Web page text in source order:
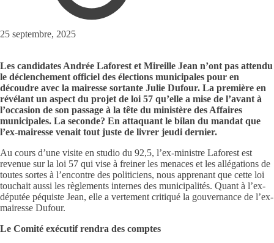
25 septembre, 2025
Les candidates Andrée Laforest et Mireille Jean n’ont pas attendu
le déclenchement officiel des élections municipales pour en
découdre avec la mairesse sortante Julie Dufour. La première en
révélant un aspect du projet de loi 57 qu’elle a mise de l’avant à
l’occasion de son passage à la tête du ministère des Affaires
municipales. La seconde? En attaquant le bilan du mandat que
l’ex-mairesse venait tout juste de livrer jeudi dernier.
Au cours d’une visite en studio du 92,5, l’ex-ministre Laforest est
revenue sur la loi 57 qui vise à freiner les menaces et les allégations de
toutes sortes à l’encontre des politiciens, nous apprenant que cette loi
touchait aussi les règlements internes des municipalités. Quant à l’ex-
députée péquiste Jean, elle a vertement critiqué la gouvernance de l’ex-
mairesse Dufour.
Le Comité exécutif rendra des comptes